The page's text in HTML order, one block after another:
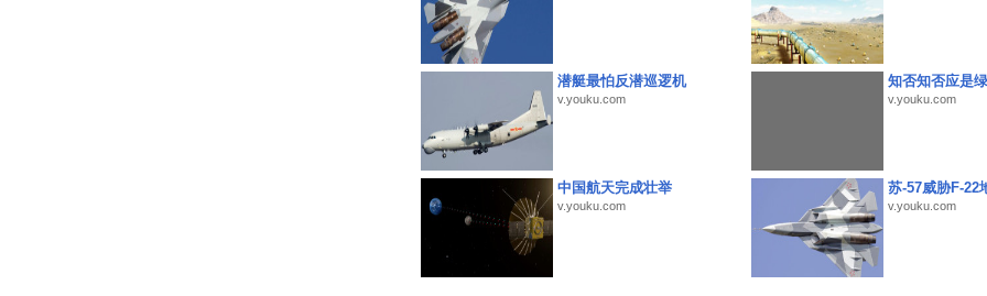
潜艇最怕反潜巡逻机
v.youku.com
知否知否应是
v.youku.com
中国航天完成壮举
v.youku.com
苏-57威胁F-22
v.youku.com